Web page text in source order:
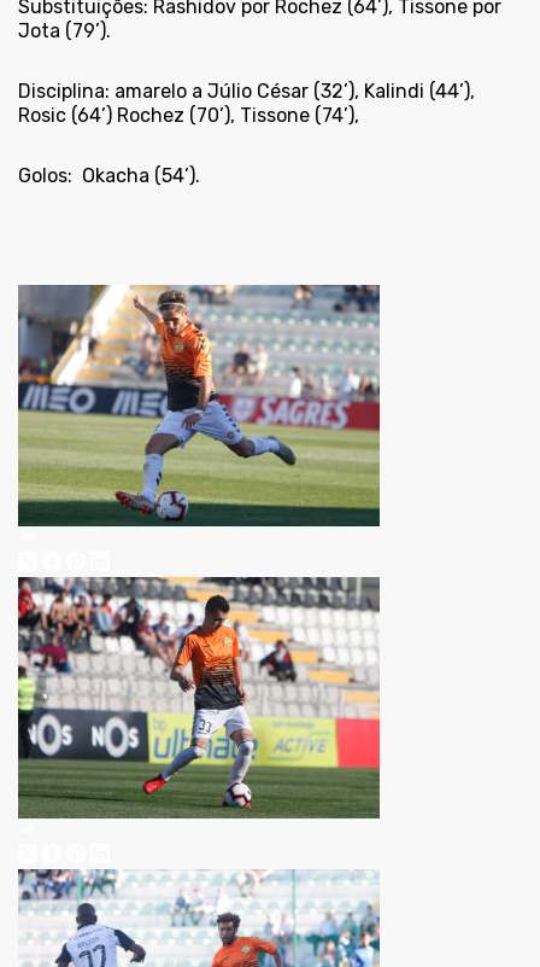
Substituições: Rashidov por Rochez (64’), Tissone por
Jota (79’).
Disciplina: amarelo a Júlio César (32’), Kalindi (44’),
Rosic (64’) Rochez (70’), Tissone (74’),
Golos: Okacha (54’).